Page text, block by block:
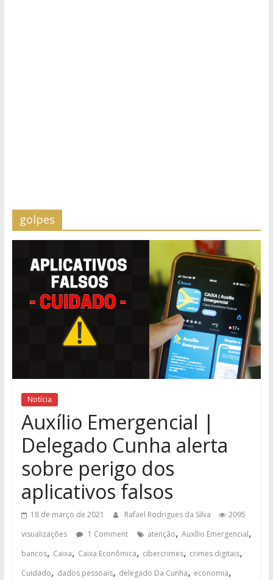
golpes
Notícia
Auxílio Emergencial |
Delegado Cunha alerta
sobre perigo dos
aplicativos falsos
18 de março de 2021 Rafael Rodrigues da Silva
2095
visualizações
1 Comment atenção, Auxílio Emergencial,
bancos, Caixa, Caixa Econômica, cibercrimes, crimes digitais,
Cuidado, dados pessoais, delegado Da Cunha, economia,